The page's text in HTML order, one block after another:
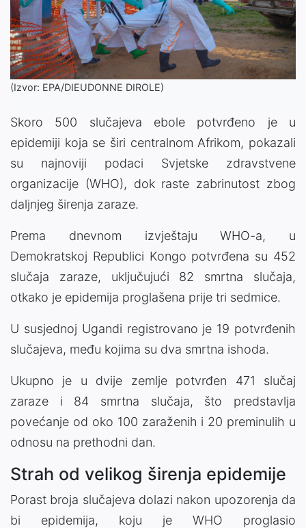
(Izvor: EPA/DIEUDONNE DIROLE)
Skoro 500 slučajeva ebole potvrđeno je u
epidemiji koja se širi centralnom Afrikom, pokazali
su najnoviji podaci Svjetske zdravstvene
organizacije (WHO), dok raste zabrinutost zbog
daljnjeg širenja zaraze.
Prema dnevnom izvještaju WHO-a, u
Demokratskoj Republici Kongo potvrđena su 452
slučaja zaraze, uključujući 82 smrtna slučaja,
otkako je epidemija proglašena prije tri sedmice.
U susjednoj Ugandi registrovano je 19 potvrđenih
slučajeva, među kojima su dva smrtna ishoda.
Ukupno je u dvije zemlje potvrđen 471 slučaj
zaraze i 84 smrtna slučaja, što predstavlja
povećanje od oko 100 zaraženih i 20 preminulih u
odnosu na prethodni dan.
Strah od velikog širenja epidemije
Porast broja slučajeva dolazi nakon upozorenja da
bi epidemija, koju je WHO proglasio